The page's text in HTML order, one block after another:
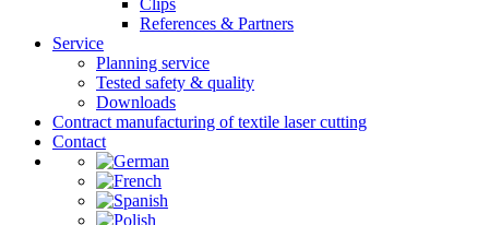
Clips
References & Partners
Service
Planning service
Tested safety & quality
Downloads
Contract manufacturing of textile laser cutting
Contact